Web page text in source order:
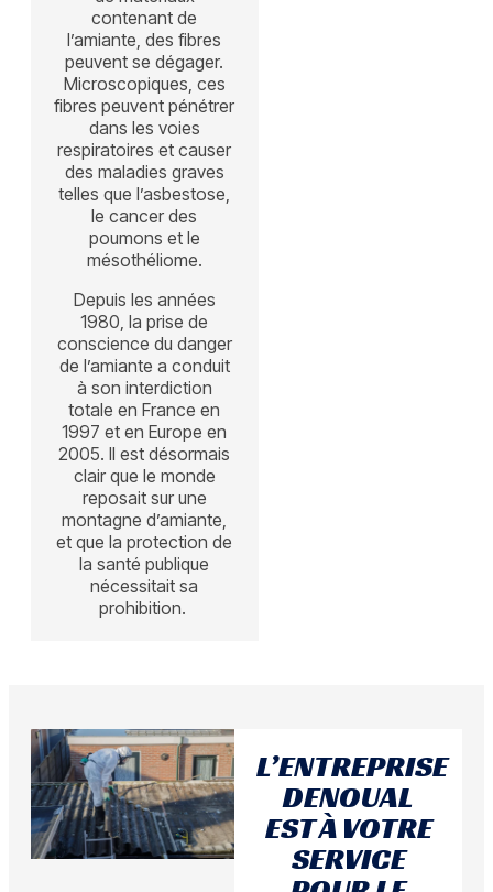
contenant de
l’amiante, des fibres
peuvent se dégager.
Microscopiques, ces
fibres peuvent pénétrer
dans les voies
respiratoires et causer
des maladies graves
telles que l’asbestose,
le cancer des
poumons et le
mésothéliome.
Depuis les années
1980, la prise de
conscience du danger
de l’amiante a conduit
à son interdiction
totale en France en
1997 et en Europe en
2005. Il est désormais
clair que le monde
reposait sur une
montagne d’amiante,
et que la protection de
la santé publique
nécessitait sa
prohibition.
L’ENTREPRISE
DENOUAL
EST À VOTRE
SERVICE